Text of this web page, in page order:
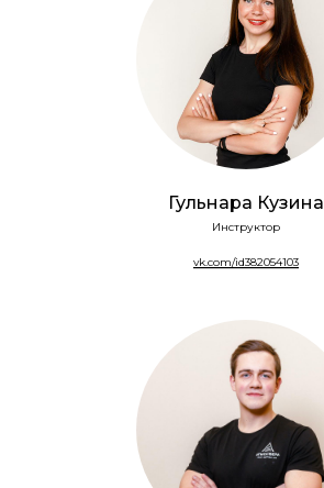
Гульнара Кузина
Инструктор
vk.com/id382054103